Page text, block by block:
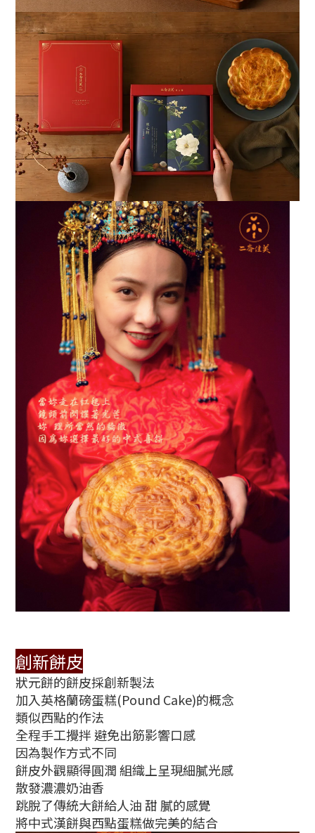
創新餅皮
狀元餅的餅皮採創新製法
加入英格蘭磅蛋糕(Pound Cake)的概念
類似西點的作法
全程手工攪拌 避免出筋影響口感
因為製作方式不同
餅皮外觀顯得圓潤 組織上呈現細膩光感
散發濃濃奶油香
跳脫了傳統大餅給人油 甜 膩的感覺
將中式漢餅與西點蛋糕做完美的結合